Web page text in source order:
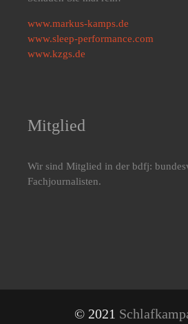
www.markus-kamps.de
www.sleep-performance.com
www.kzgs.de
Mitglied
Wir sind Mitglied in der bdfj:
Fachjournalisten.
© 2021